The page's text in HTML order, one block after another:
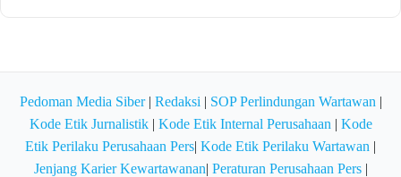
Pedoman Media Siber| Redaksi | SOP Perlindungan Wartawan |
Kode Etik Jurnalistik| Kode Etik Internal Perusahaan | Kode
Etik Perilaku Perusahaan Pers| Kode Etik Perilaku Wartawan |
Jenjang Karier Kewartawanan| Peraturan Perusahaan Pers|